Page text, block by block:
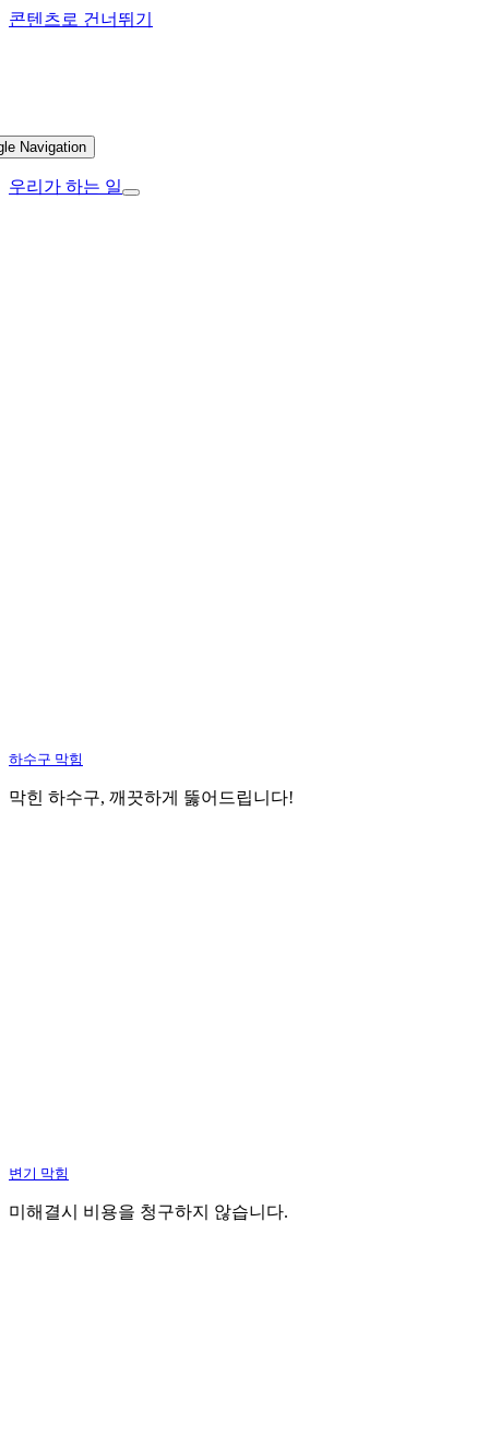
콘텐츠로 건너뛰기
Navigation
우리가 하는 일
하수구 막힘
막힌 하수구, 깨끗하게 뚫어드립니다!
변기 막힘
미해결시 비용을 청구하지 않습니다.